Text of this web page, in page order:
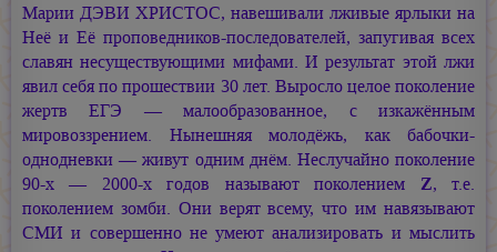
Марии ДЭВИ ХРИСТОС, навешивали лживые ярлыки на
Неё и Её проповедников-последователей, запугивая всех
славян несуществующими мифами. И результат этой лжи
явил себя по прошествии 30 лет. Выросло целое поколение
жертв ЕГЭ — малообразованное, с изкажённым
мировоззрением. Нынешняя молодёжь, как бабочки-
однодневки — живут одним днём. Неслучайно поколение
90-х — 2000-х годов называют поколением Z, т.е.
поколением зомби. Они верят всему, что им навязывают
СМИ и совершенно не умеют анализировать и мыслить